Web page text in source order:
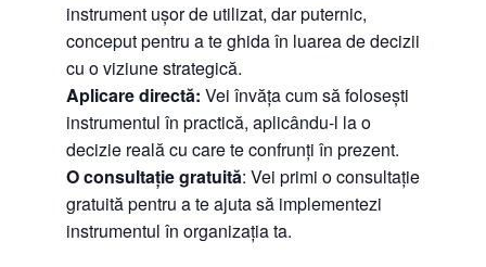
instrument ușor de utilizat, dar puternic,
conceput pentru a te ghida în luarea de decizii
cu o viziune strategică.
Aplicare directă: Vei învăța cum să folosești
instrumentul în practică, aplicându-l la o
decizie reală cu care te confrunți în prezent.
O consultație gratuită: Vei primi o consultație
gratuită pentru a te ajuta să implementezi
instrumentul în organizația ta.